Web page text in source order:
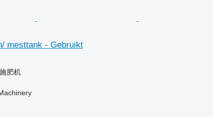
mesttank - Gebruikt
肥机